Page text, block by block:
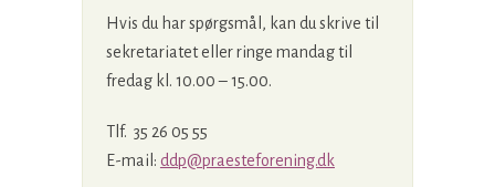
Hvis du har spørgsmål, kan du skrive til
sekretariatet eller ringe mandag til
fredag kl. 10.00 – 15.00.
Tlf. 35 26 05 55
E-mail: ddp@praesteforening.dk